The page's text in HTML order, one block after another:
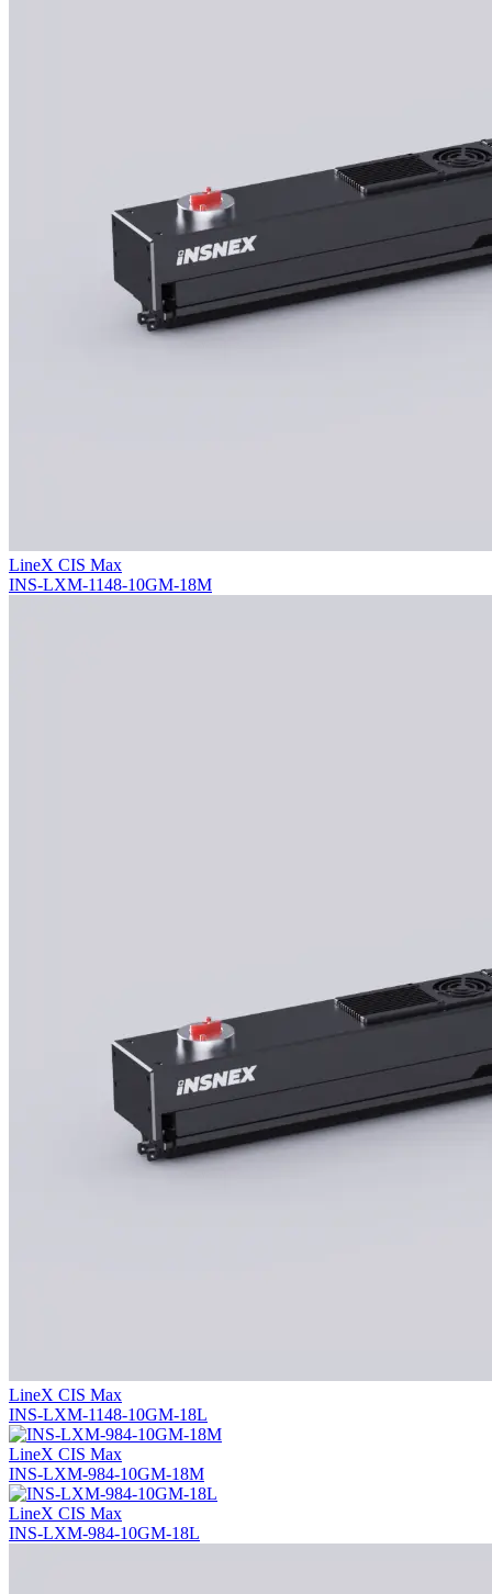
LineX CIS Max
INS-LXM-1148-10GM-18M
LineX CIS Max
INS-LXM-1148-10GM-18L
LineX CIS Max
INS-LXM-984-10GM-18M
LineX CIS Max
INS-LXM-984-10GM-18L